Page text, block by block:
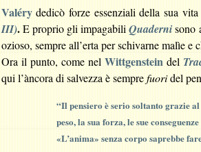
Valérydedicò forze essenziali della sua
III).E proprio gli impagabiliQuadernisono
ozioso, sempre all’erta per schivarne malìe e
Ora il punto, come nel Wittgenstein del
qui l’àncora di salvezza è semprefuoridel
“Il pensiero è serio soltanto grazie
peso, la sua forza, le sue
«L’anima» senza corpo saprebbe